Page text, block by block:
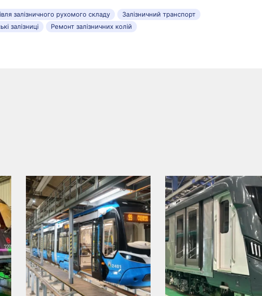
залізничного рухомого складу
Залізничний транспорт
залізниці
Ремонт залізничних колій